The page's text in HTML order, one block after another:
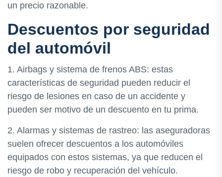
un precio razonable.
Descuentos por seguridad
del automóvil
1. Airbags y sistema de frenos ABS: estas
características de seguridad pueden reducir el
riesgo de lesiones en caso de un accidente y
pueden ser motivo de un descuento en tu prima.
2. Alarmas y sistemas de rastreo: las aseguradoras
suelen ofrecer descuentos a los automóviles
equipados con estos sistemas, ya que reducen el
riesgo de robo y recuperación del vehículo.